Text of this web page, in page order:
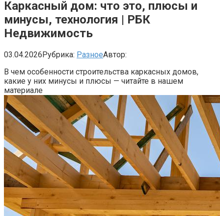
Каркасный дом: что это, плюсы и
минусы, технология | РБК
Недвижимость
03.04.2026Рубрика: РазноеАвтор:
В чем особенности строительства каркасных домов,
какие у них минусы и плюсы — читайте в нашем
материале